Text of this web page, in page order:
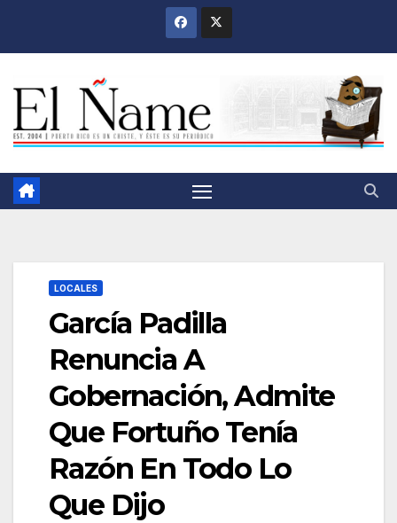
LOCALES
García Padilla
Renuncia A
Gobernación, Admite
Que Fortuño Tenía
Razón En Todo Lo
Que Dijo